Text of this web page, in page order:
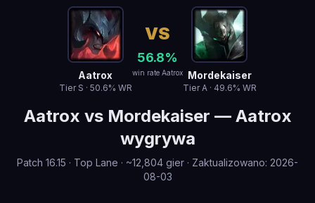
Aatrox
Tier S · 50.6% WR
VS
56.8%
win rate Aatrox Mordekaiser
TierA· 49.6% WR
Aatrox vs Mordekaiser — Aatrox
wygrywa
Patch 16.15 · Top Lane · ~12,804 gier · Zaktualizowano: 2026-
08-03